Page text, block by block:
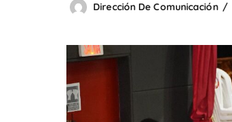
Dirección De Comunicación